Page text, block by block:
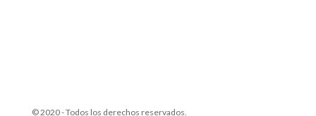
© 2020 - Todos los derechos reservados.